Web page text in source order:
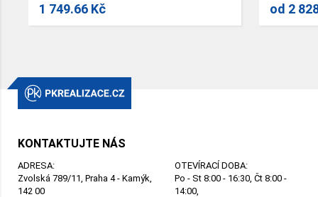
1 749.66 Kč od 2
KONTAKTUJTE NÁS
ADRESA:
Zvolská 789/11, Praha 4 - Kamýk,
142 00
OTEVÍRACÍ DOBA:
Po - St 8:00 - 16:30, Čt 8:00 -
14:00,